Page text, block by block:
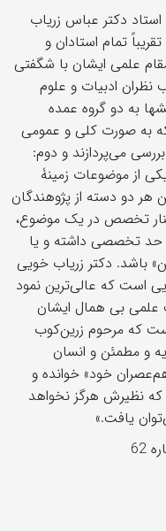
دکتر عباس زریاب
تمام استادان و
علمی ایشان با شگفتی
ادبیات و علوم
به دو گروه عمده
به صورت کلی و عمومی
می‌پردازند و دوم:
از موضوعات زمینۀ
هر دو دسته از پژوهندگان
تخصص در یک موضوع،
حد تخصصی داشته و یا
باشد. دکتر زریاب خویی
است که عالی‌ترین نمود
بی همال ایشان
است که مرحوم زرین‌کوب
و مطمئن و انسان
خود» خوانده و
که نظیرش هرگز نخواهد
یافت.»